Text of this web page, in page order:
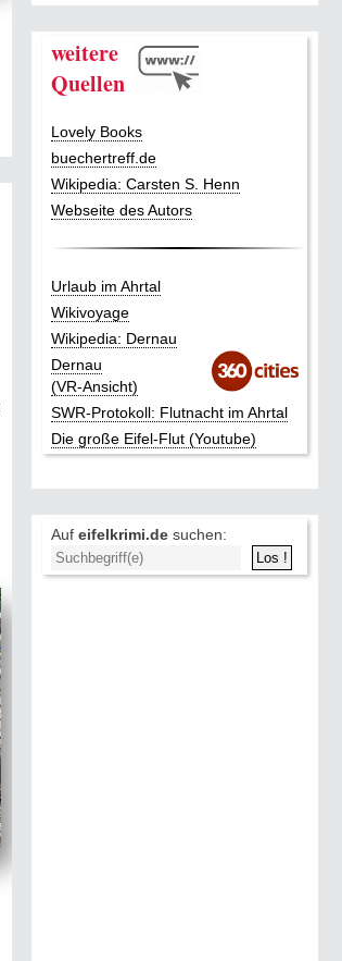
weitere
Quellen
Lovely Books
buechertreff.de
Wikipedia: Carsten S. Henn
Webseite des Autors
Urlaub im Ahrtal
Wikivoyage
Wikipedia: Dernau
Dernau
(VR-Ansicht)
SWR-Protokoll: Flutnacht im Ahrtal
Die große Eifel-Flut (Youtube)
Auf eifelkrimi.de suchen: